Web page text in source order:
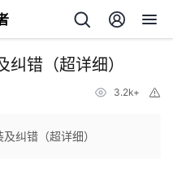
错（超详细）
3.2k+
纠错（超详细）